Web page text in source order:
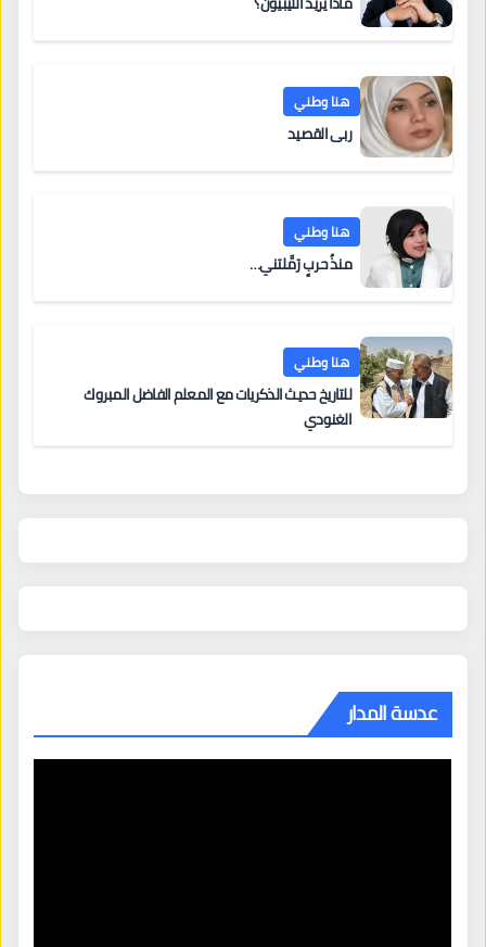
هنا وطني
ربى القصيد
هنا وطني
منذُ حربٍ رَمَّلتني…
هنا وطني
للتاريخ حديث الذكريات مع المعلم الفاضل المبروك
الغنودي
عدسة المدار